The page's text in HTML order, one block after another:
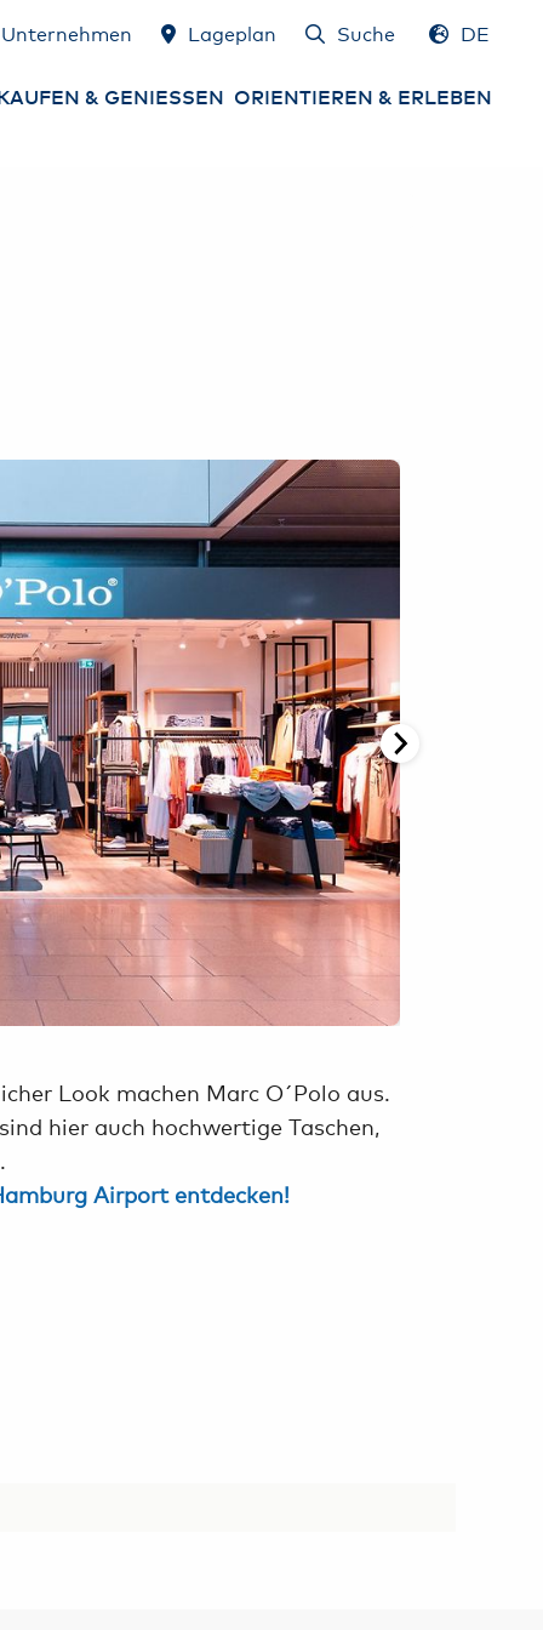
Unternehmen Lageplan Suche DE
EN
& GENIESSEN
Lounges
ORIENTIEREN & ERLEBEN
erleben
Konferenzräume &
Eventflächen
Look machen Marc O´Polo aus.
hier auch hochwertige Taschen,
Airport entdecken!